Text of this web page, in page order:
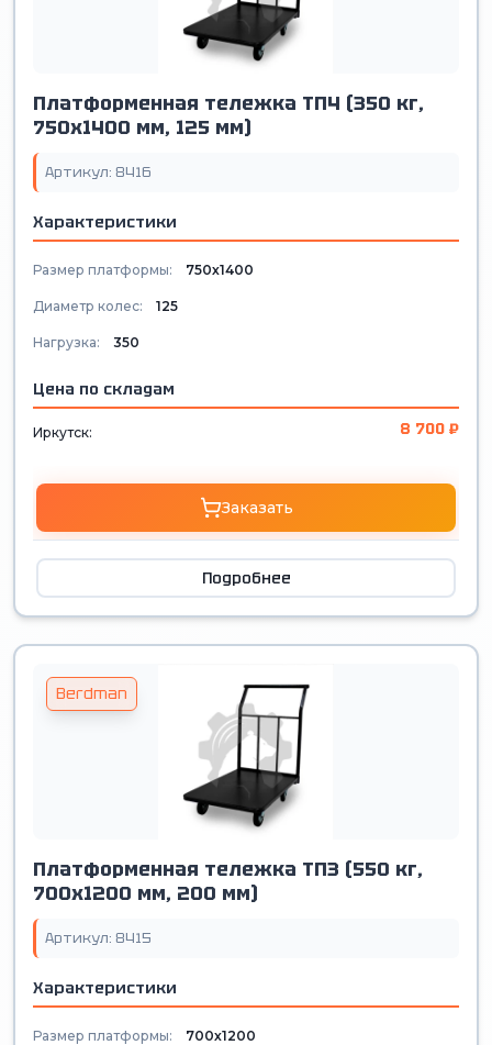
Платформенная тележка ТП4 (350 кг,
750х1400 мм, 125 мм)
Артикул: 8416
Характеристики
Размер платформы: 750х1400
Диаметр колес: 125
Нагрузка: 350
Цена по складам
Иркутск: 8 700 ₽
Заказать
Подробнее
Berdman
Платформенная тележка ТП3 (550 кг,
700х1200 мм, 200 мм)
Артикул: 8415
Характеристики
Размер платформы: 700х1200